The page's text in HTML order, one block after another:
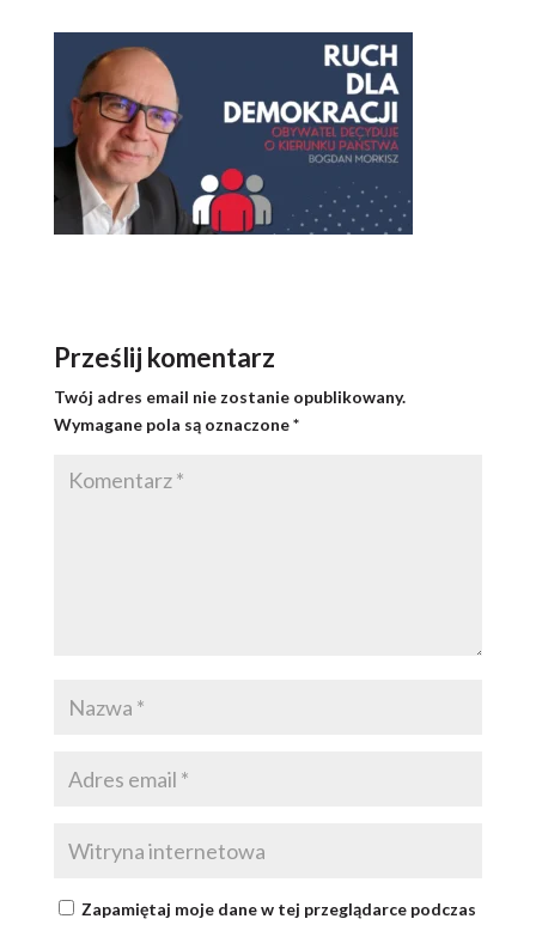
Prześlij komentarz
Twój adres email nie zostanie opublikowany.
Wymagane pola są oznaczone*
Zapamiętaj moje dane w tej przeglądarce podczas